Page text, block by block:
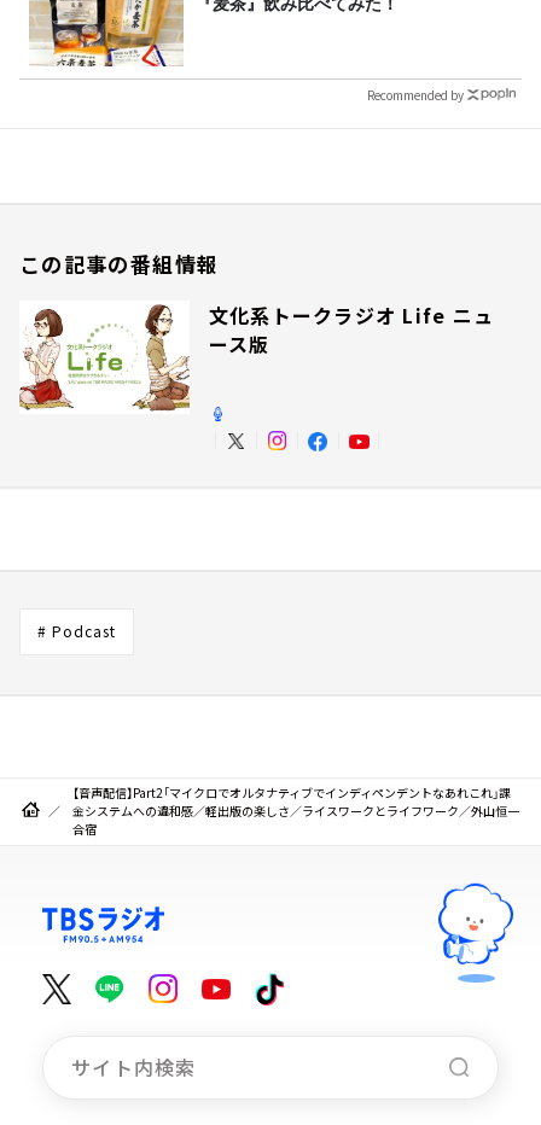
『麦茶』飲み比べてみた！
Recommended by
この記事の番組情報
文化系トークラジオ Life ニュ
ース版
# Podcast
【音声配信】Part2「マイクロでオルタナティブでインディペンデントなあれこれ」課
金システムへの違和感／軽出版の楽しさ／ライスワークとライフワーク／外山恒一
合宿